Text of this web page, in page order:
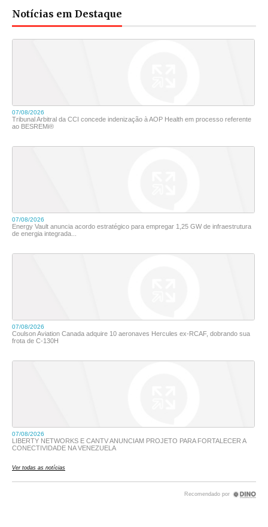
Notícias em Destaque